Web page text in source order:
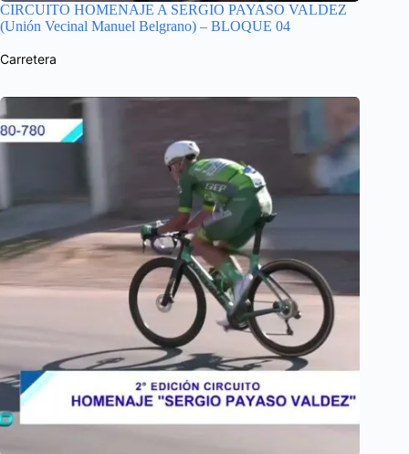
CIRCUITO HOMENAJE A SERGIO PAYASO VALDEZ
(Unión Vecinal Manuel Belgrano) – BLOQUE 04
Carretera